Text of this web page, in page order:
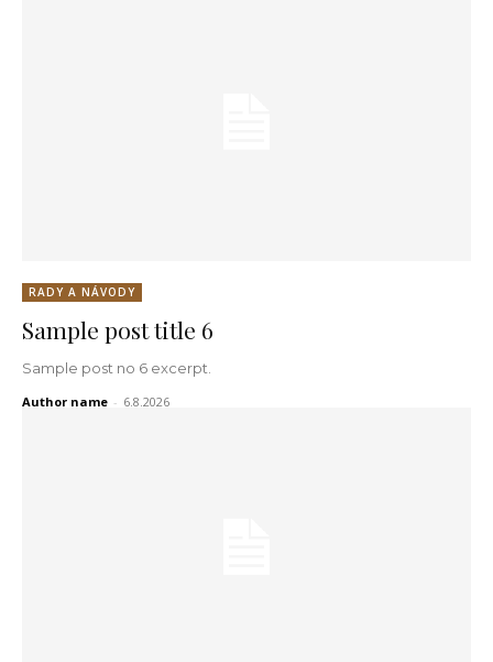
RADY A NÁVODY
Sample post title 6
Sample post no 6 excerpt.
Author name - 6.8.2026